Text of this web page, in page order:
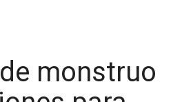
monstruo